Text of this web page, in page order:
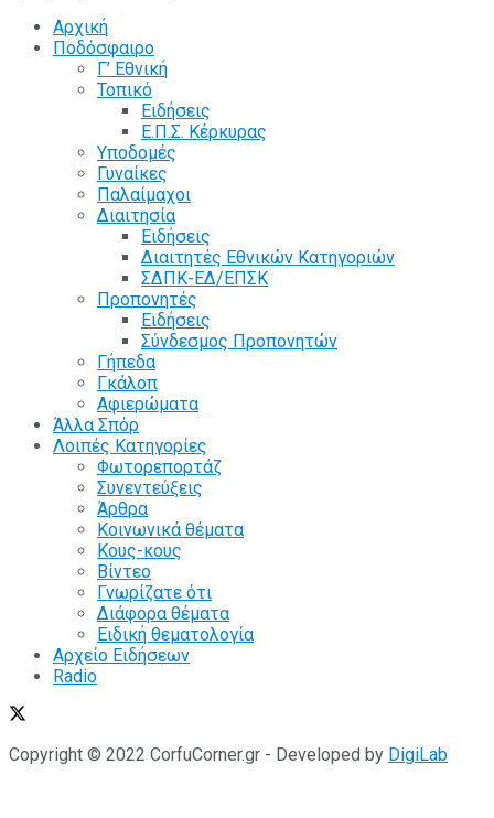
Αρχική
Ποδόσφαιρο
Γ’ Εθνική
Τοπικό
Ειδήσεις
Ε.Π.Σ. Κέρκυρας
Υποδομές
Γυναίκες
Παλαίμαχοι
Διαιτησία
Ειδήσεις
Διαιτητές Εθνικών Κατηγοριών
ΣΔΠΚ-ΕΔ/ΕΠΣΚ
Προπονητές
Ειδήσεις
Σύνδεσμος Προπονητών
Γήπεδα
Γκάλοπ
Αφιερώματα
Άλλα Σπόρ
Λοιπές Κατηγορίες
Φωτορεπορτάζ
Συνεντεύξεις
Άρθρα
Κοινωνικά θέματα
Κους-κους
Βίντεο
Γνωρίζατε ότι
Διάφορα θέματα
Ειδική θεματολογία
Αρχείο Ειδήσεων
Radio
Copyright © 2022 CorfuCorner.gr - Developed by DigiLab